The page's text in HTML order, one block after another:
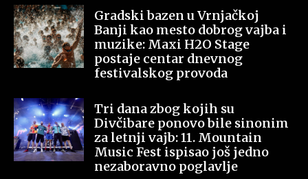
Gradski bazen u Vrnjačkoj
Banji kao mesto dobrog vajba i
muzike: Maxi H2O Stage
postaje centar dnevnog
festivalskog provoda
Tri dana zbog kojih su
Divčibare ponovo bile sinonim
za letnji vajb: 11. Mountain
Music Fest ispisao još jedno
nezaboravno poglavlje